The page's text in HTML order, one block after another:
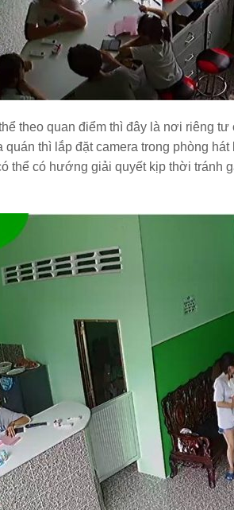
theo quan điểm thì đây là nơi riêng
thì lắp đặt camera trong phòng
thể có hướng giải quyết kịp thời tránh